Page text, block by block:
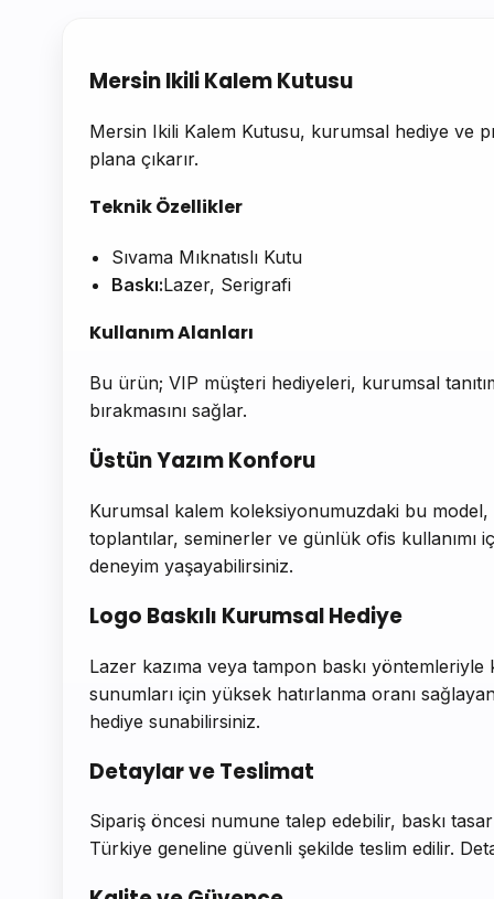
Mersin Ikili Kalem Kutusu
Mersin Ikili Kalem Kutusu, kurumsal hediye ve
plana çıkarır.
Teknik Özellikler
Sıvama Mıknatıslı Kutu
Baskı:Lazer, Serigrafi
Kullanım Alanları
Bu ürün; VIP müşteri hediyeleri, kurumsal
bırakmasını sağlar.
Üstün Yazım Konforu
Kurumsal kalem koleksiyonumuzdaki bu model,
toplantılar, seminerler ve günlük ofis kullanımı
deneyim yaşayabilirsiniz.
Logo Baskılı Kurumsal Hediye
Lazer kazıma veya tampon baskı
sunumları için yüksek hatırlanma oranı
hediye sunabilirsiniz.
Detaylar ve Teslimat
Sipariş öncesi numune talep edebilir, baskı
Türkiye geneline güvenli şekilde teslim edilir.